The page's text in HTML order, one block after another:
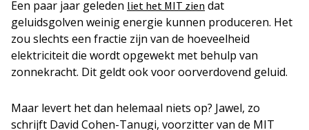
Een paar jaar geleden liet het MIT zien dat
geluidsgolven weinig energie kunnen produceren. Het
zou slechts een fractie zijn van de hoeveelheid
elektriciteit die wordt opgewekt met behulp van
zonnekracht. Dit geldt ook voor oorverdovend geluid.
Maar levert het dan helemaal niets op? Jawel, zo
schrijft David Cohen-Tanugi, voorzitter van de MIT